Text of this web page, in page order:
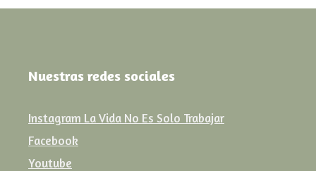
Nuestras redes sociales
Instagram La Vida No Es Solo Trabajar
Facebook
Youtube